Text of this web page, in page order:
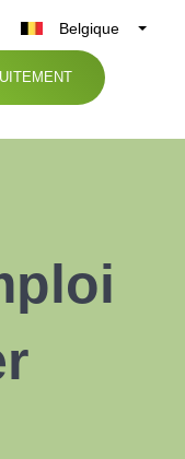
Belgique
België
Nederland